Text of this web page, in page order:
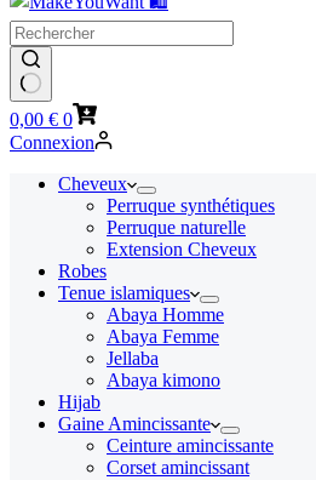
Panier
d’achat
0,00 € 0
Connexion
Cheveux
Perruque synthétiques
Perruque naturelle
Extension Cheveux
Robes
Tenue islamiques
Abaya Homme
Abaya Femme
Jellaba
Abaya kimono
Hijab
Gaine Amincissante
Ceinture amincissante
Corset amincissant